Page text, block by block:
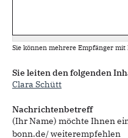
Sie können mehrere Empfänger
Sie leiten den folgenden
Clara Schütt
Nachrichtenbetreff
(Ihr Name) möchte Ihnen
bonn.de/ weiterempfehlen